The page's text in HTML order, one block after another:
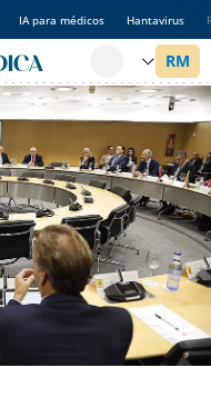
IA para médicos Hantavirus